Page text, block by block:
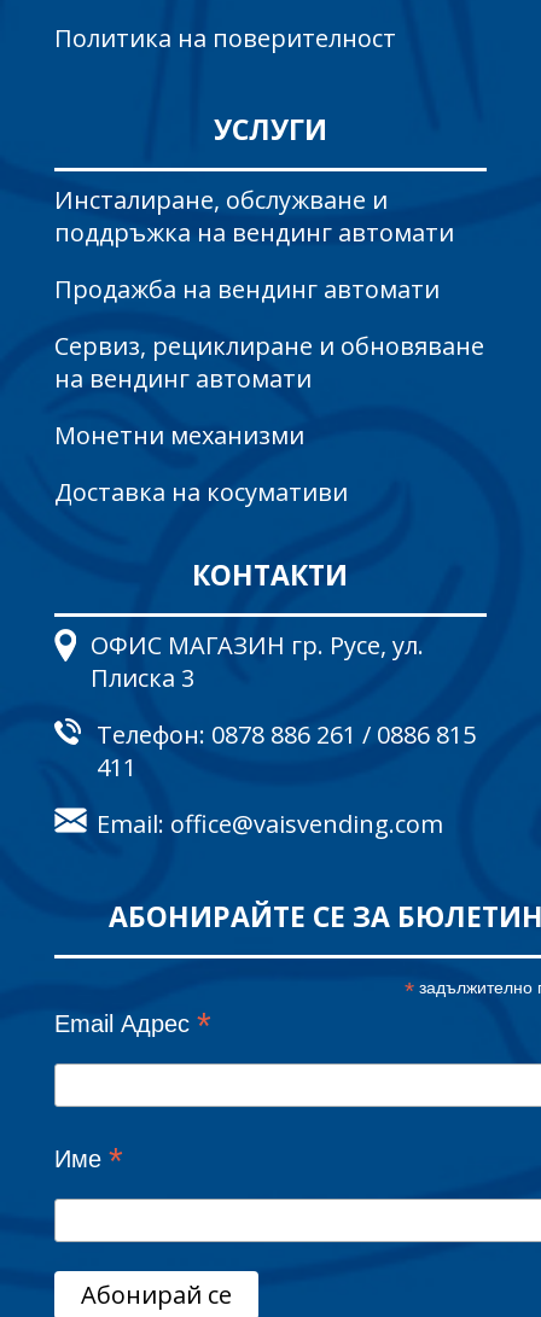
Политика на поверителност
УСЛУГИ
Инсталиране, обслужване и
поддръжка на вендинг автомати
Продажба на вендинг автомати
Сервиз, рециклиране и обновяване
на вендинг автомати
Монетни механизми
Доставка на косумативи
КОНТАКТИ
ОФИС МАГАЗИН гр. Русе, ул.
Плиска 3
Телефон: 0878 886 261 / 0886 815
411
Email: office@vaisvending.com
АБОНИРАЙТЕ СЕ ЗА
*задължително
Email Адрес *
Име *